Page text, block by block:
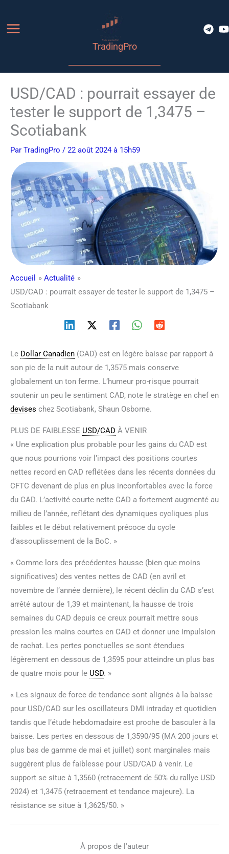
contenu
TradingPro
USD/CAD : pourrait essayer de
tester le support de 1,3475 –
Scotiabank
Par TradingPro / 22 août 2024 à 15h59
Accueil
Actualité
USD/CAD : pourrait essayer de tester le support de 1,3475 –
Scotiabank
Le Dollar Canadien (CAD) est en légère baisse par rapport à
son pic de la nuit autour de 1,3575 mais conserve
globalement un ton ferme. L’humeur pro-risque pourrait
soutenir un peu le sentiment CAD, note le stratège en chef en
devises chez Scotiabank, Shaun Osborne.
PLUS DE FAIBLESSE USD/CAD À VENIR
« Une explication plus probable pour les gains du CAD est
que nous pourrions voir l’impact des positions courtes
nettes record en CAD reflétées dans les récents données du
CFTC devenant de plus en plus inconfortables avec la force
du CAD. L’activité courte nette CAD a fortement augmenté au
milieu de l’année, reflétant des dynamiques cycliques plus
faibles et le début relativement précoce du cycle
d’assouplissement de la BoC. »
« Comme lors des précédentes hausse (bien que moins
significatives) des ventes nettes de CAD (en avril et
novembre de l’année dernière), le récent déclin du CAD s’est
arrêté autour de 1,39 et maintenant, la hausse de trois
semaines du CAD depuis ce creux pourrait mettre sous
pression les mains courtes en CAD et donner une impulsion
de rachat. Les pertes ponctuelles se sont étendues
légèrement en dessous de 1,3595 pour atteindre un plus bas
de quatre mois pour le USD. »
« Les signaux de force de tendance sont alignés à la baisse
pour USD/CAD sur les oscillateurs DMI intraday et quotidien
tandis que l’étude hebdomadaire est proche de basculer à la
baisse. Les pertes en dessous de 1,3590/95 (MA 200 jours et
plus bas de gamme de mai et juillet) sont marginales mais
suggèrent plus de faiblesse pour USD/CAD à venir. Le
support se situe à 1,3560 (retracement de 50% du rallye USD
2024) et 1,3475 (retracement et tendance majeure). La
résistance se situe à 1,3625/50. »
À propos de l'auteur